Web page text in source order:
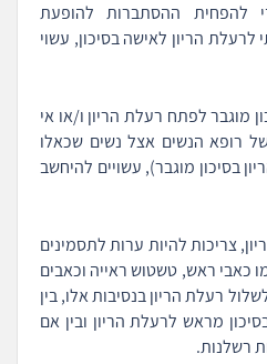
להריון, כדי להפחית ההסתברות להופעת
הריון לאישה בסיכון, עשוי
מוגבר לפתח רעלת הריון ו/או אי
רופא הנשים אצל נשים שכאלו
בסיכון מוגבר), עשויים להיחשב
צריכות להיות ערות לתסמינים
כאבי ראש, טשטוש ראייה וכאבים
רעלת הריון בנסיבות אלו, בין
מראש לרעלת הריון ובין אם
רשלנות.